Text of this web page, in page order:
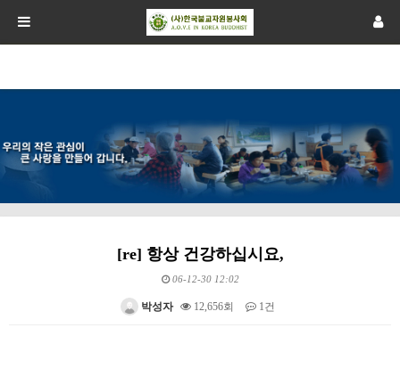
[re] 항상 건강하십시요,
06-12-30 12:02
박성자 12,656회 1건